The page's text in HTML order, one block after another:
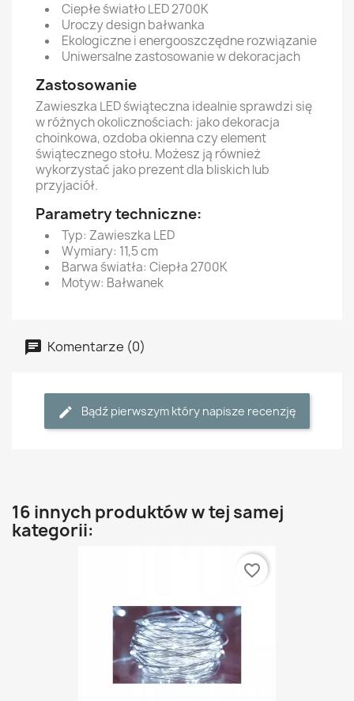
Ciepłe światło LED 2700K
Uroczy design bałwanka
Ekologiczne i energooszczędne rozwiązanie
Uniwersalne zastosowanie w dekoracjach
Zastosowanie
Zawieszka LED świąteczna idealnie sprawdzi się
w różnych okolicznościach: jako dekoracja
choinkowa, ozdoba okienna czy element
świątecznego stołu. Możesz ją również
wykorzystać jako prezent dla bliskich lub
przyjaciół.
Parametry techniczne:
Typ: Zawieszka LED
Wymiary: 11,5 cm
Barwa światła: Ciepła 2700K
Motyw: Bałwanek
Komentarze (0)
Bądź pierwszym który napisze recenzję
16 innych produktów w tej samej
kategorii:
favorite_border